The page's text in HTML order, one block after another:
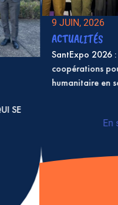
SE
: CHEZ
QUI SE
DURÉE
9 JUIN, 2026
ACTUALITÉS
SantExpo 2026
coopérations
humanitaire en
En
:
en